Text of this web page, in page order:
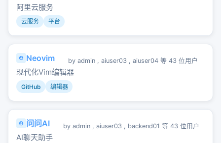
阿里云服务
云服务 平台
Neovim by admin , aiuser03 , aiuser04 等 43 位用户
现代化Vim编辑器
GitHub 编辑器
问问AI by admin , aiuser03 , backend01 等 43 位用户
AI聊天助手